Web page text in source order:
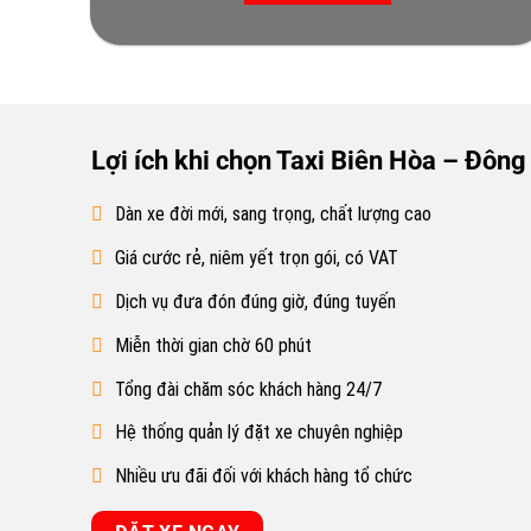
Lợi ích khi chọn Taxi Biên Hòa –
Dàn xe đời mới, sang trọng, chất lượng cao
Giá cước rẻ, niêm yết trọn gói, có VAT
Dịch vụ đưa đón đúng giờ, đúng tuyến
Miễn thời gian chờ 60 phút
Tổng đài chăm sóc khách hàng 24/7
Hệ thống quản lý đặt xe chuyên nghiệp
Nhiều ưu đãi đối với khách hàng tổ chức